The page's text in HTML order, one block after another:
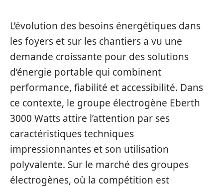
L’évolution des besoins énergétiques dans
les foyers et sur les chantiers a vu une
demande croissante pour des solutions
d’énergie portable qui combinent
performance, fiabilité et accessibilité. Dans
ce contexte, le groupe électrogène Eberth
3000 Watts attire l’attention par ses
caractéristiques techniques
impressionnantes et son utilisation
polyvalente. Sur le marché des groupes
électrogènes, où la compétition est